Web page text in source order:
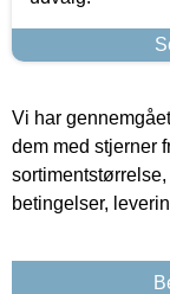
Vi har
dem med stjerner
betingelser,